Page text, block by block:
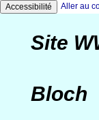
Accessibilité Aller au
Site
Bloch